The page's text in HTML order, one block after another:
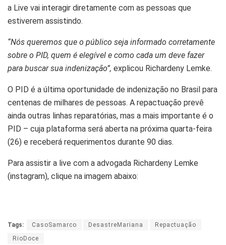
a Live vai interagir diretamente com as pessoas que
estiverem assistindo.
“Nós queremos que o público seja informado corretamente
sobre o PID, quem é elegível e como cada um deve fazer
para buscar sua indenização”, explicou Richardeny Lemke.
O PID é a última oportunidade de indenização no Brasil para
centenas de milhares de pessoas. A repactuação prevê
ainda outras linhas reparatórias, mas a mais importante é o
PID – cuja plataforma será aberta na próxima quarta-feira
(26) e receberá requerimentos durante 90 dias.
Para assistir a live com a advogada Richardeny Lemke
(instagram), clique na imagem abaixo:
Tags: CasoSamarco DesastreMariana
Repactuação
RioDoce